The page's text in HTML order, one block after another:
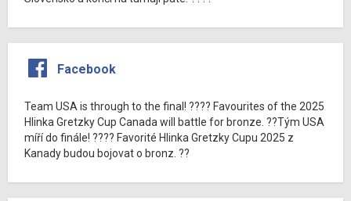
Facebook
Team USA is through to the final! ???? Favourites of the 2025
Hlinka Gretzky Cup Canada will battle for bronze. ??Tým USA
míří do finále! ???? Favorité Hlinka Gretzky Cupu 2025 z
Kanady budou bojovat o bronz. ??